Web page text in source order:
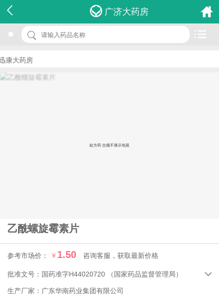
广济大药房
大药房
处方药 合规不展示包装
乙酰螺旋霉素片
参考市场价： ￥ 1.50 咨询客服，获取最新价格
名 称：乙酰螺旋霉素片
品 牌：
价 格：￥1.50
批准文号： 国药准字H44020720 （国家药品监督管理局） 
生产厂家： 广东华南药业集团有限公司